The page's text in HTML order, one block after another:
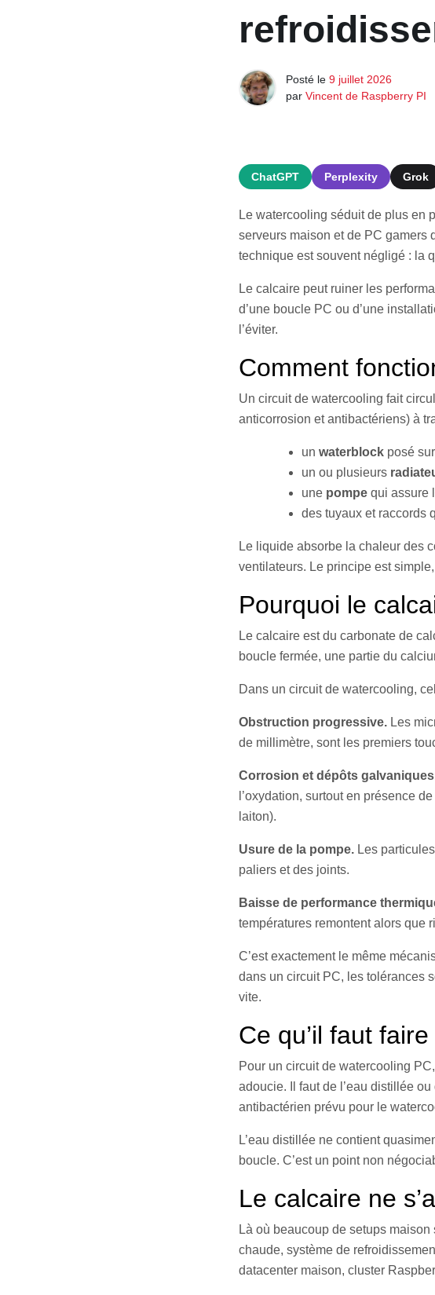
Posté le 9 juillet 2026
par Vincent de Raspberry PI
ChatGPT Perplexity Grok
Le watercooling séduit de plus en
serveurs maison et de PC gamers
technique est souvent négligé : la
Le calcaire peut ruiner les
d’une boucle PC ou d’une
l’éviter.
Comment
Un circuit de watercooling fait
anticorrosion et antibactériens) à
un waterblock posé
un ou plusieurs
une pompe qui assure
des tuyaux et raccords
Le liquide absorbe la chaleur des
ventilateurs. Le principe est
Pourquoi le
Le calcaire est du carbonate de
boucle fermée, une partie du
Dans un circuit de watercooling,
Obstruction progressive. Les
de millimètre, sont les premiers
Corrosion et dépôts
l’oxydation, surtout en présence
laiton).
Usure de la pompe. Les
paliers et des joints.
Baisse de performance
températures remontent alors que
C’est exactement le même
dans un circuit PC, les tolérances
vite.
Ce qu’il faut
Pour un circuit de watercooling
adoucie. Il faut de l’eau distillée
antibactérien prévu pour le
L’eau distillée ne contient
boucle. C’est un point non
Le calcaire ne
Là où beaucoup de setups maison
chaude, système de
datacenter maison, cluster